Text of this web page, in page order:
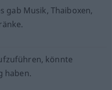
gab Musik, Thaiboxen,
könnte
haben.